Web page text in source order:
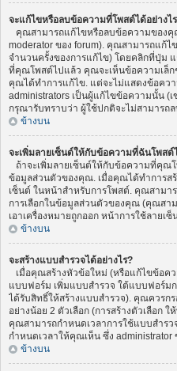
จะแก้ไขหรือลบข้อความที่โพสต์ได้อย่างไ
คุณสามารถแก้ไขหรือลบข้อความของคุ
moderator ของ forum). คุณสามารถแก้
จำนวนครั้งของการแก้ไข) โดยคลิกที่ปุ่ม
ที่คุณโพสต์ไปแล้ว คุณจะเห็นข้อความเล็
คุณได้ทำการแก้ไข. แต่จะไม่แสดงข้อควา
administrators เป็นผู้แก้ไขข้อความนั้น (
กรุณารับทราบว่า ผู้ใช้ปกติจะไม่สามาร
ข้างบน
จะเพิ่มลายเซ็นต์ให้กับข้อความที่ฉันโพสต์
ถ้าจะเพิ่มลายเซ็นต์ให้กับข้อความที่คุณ
ข้อมูลส่วนตัวของคุณ. เมื่อคุณได้ทำการส
เซ็นต์ ในหน้าสำหรับการโพสต์. คุณสามา
การเลือกในข้อมูลส่วนตัวของคุณ (คุณสา
เอาเครื่องหมายถูกออก หน้าการใช้ลายเ
ข้างบน
จะสร้างแบบสำรวจได้อย่างไร?
เมื่อคุณสร้างหัวข้อใหม่ (หรือแก้ไขข้อ
แบบฟอร์ม เพิ่มแบบสำรวจ ใต้แบบฟอร์
ได้รับสิทธิ์ให้สร้างแบบสำรวจ). คุณควรก
อย่างน้อย 2 ตัวเลือก (การสร้างตัวเลือก
คุณสามารถกำหนดเวลาการใช้แบบสำรว
กำหนดเวลาให้คุณเห็น ซึ่ง administrator
ข้างบน